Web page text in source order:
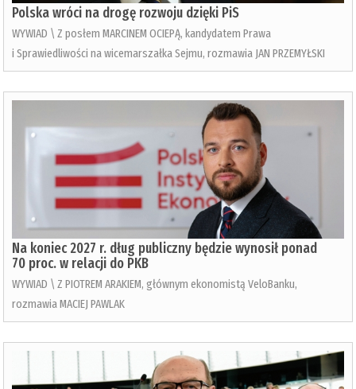
Polska wróci na drogę rozwoju dzięki PiS
WYWIAD \ Z posłem MARCINEM OCIEPĄ, kandydatem Prawa
i Sprawiedliwości na wicemarszałka Sejmu, rozmawia JAN PRZEMYŁSKI
Na koniec 2027 r. dług publiczny będzie wynosił ponad
70 proc. w relacji do PKB
WYWIAD \ Z PIOTREM ARAKIEM, głównym ekonomistą VeloBanku,
rozmawia MACIEJ PAWLAK